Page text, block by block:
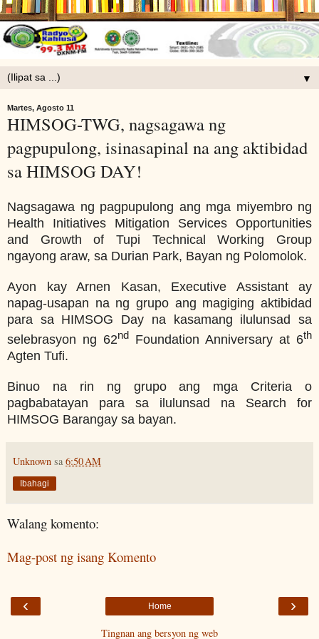
▼
Martes, Agosto 11
HIMSOG-TWG, nagsagawa ng
pagpupulong, isinasapinal na ang aktibidad
sa HIMSOG DAY!
Nagsagawa ng pagpupulong ang mga miyembro ng
Health Initiatives Mitigation Services Opportunities
and Growth of Tupi Technical Working Group
ngayong araw, sa Durian Park, Bayan ng Polomolok.
Ayon kay Arnen Kasan, Executive Assistant ay
napag-usapan na ng grupo ang magiging aktibidad
para sa HIMSOG Day na kasamang ilulunsad sa
selebrasyon ng 62nd Foundation Anniversary at 6th
Agten Tufi.
Binuo na rin ng grupo ang mga Criteria o
pagbabatayan para sa ilulunsad na Search for
HIMSOG Barangay sa bayan.
Unknown sa 6:50 AM
Ibahagi
Walang komento:
Mag-post ng isang Komento
‹ ›
Home
Tingnan ang bersyon ng web